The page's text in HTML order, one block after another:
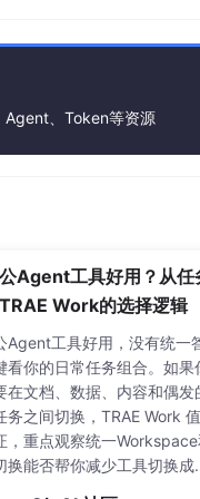
个响应式个人简历页
JavaScript代码，学生
行，无需担心环境配置
备同步项目进度；基
地编辑器日常编码）
额外占用过多设备运
三是具备跨文件代码
Agent、Token等资源
Agent工具好用？从任
Work的选择逻辑
Agent工具好用，没有统一
看你的日常任务组合。如果
在文档、数据、内容和偶发
务之间切换，TRAE Work
，重点观察统一Workspace
换能否帮你减少工具切换成
整体办公效率。建议从一个你